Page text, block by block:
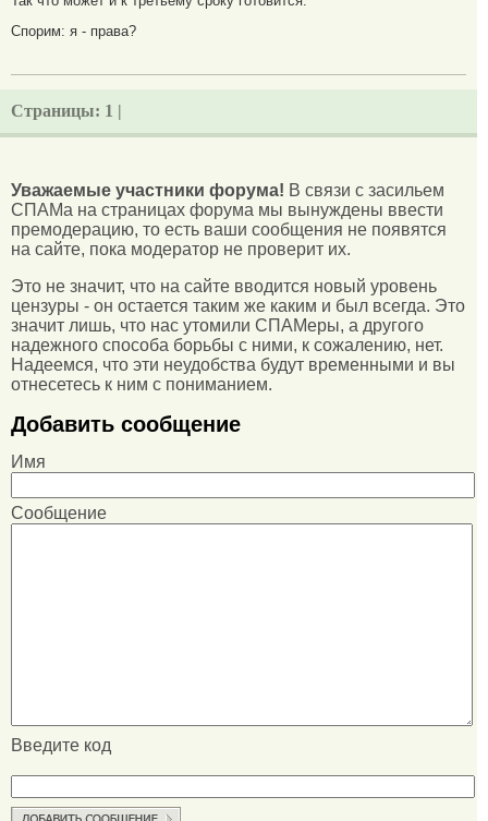
Спорим: я - права?
Страницы: 1 |
Уважаемые участники форума! В связи с засильем
СПАМа на страницах форума мы вынуждены ввести
премодерацию, то есть ваши сообщения не появятся
на сайте, пока модератор не проверит их.
Это не значит, что на сайте вводится новый уровень
цензуры - он остается таким же каким и был всегда. Это
значит лишь, что нас утомили СПАМеры, а другого
надежного способа борьбы с ними, к сожалению, нет.
Надеемся, что эти неудобства будут временными и вы
отнесетесь к ним с пониманием.
Добавить сообщение
Имя
Сообщение
Введите код